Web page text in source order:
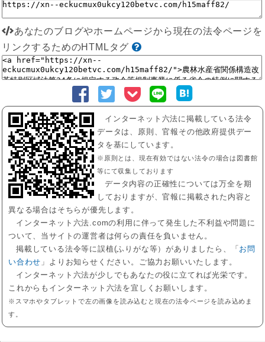
あなたのブログやホームページから現在の法令ページを
リンクするためのHTMLタグ
インターネット六法に掲載している法令
データは、原則、官報その他政府提供デー
タを基にしています。
※原則とは、現在有効ではない法令の場合は図書館
等にて収集しております
データ内容の正確性については万全を期
しておりますが、官報に掲載された内容と
異なる場合はそちらが優先します。
インターネット六法.comの利用に伴って発生した不利益や問題に
ついて、当サイトの運営者は何らの責任を負いません。
掲載している法令等に誤植(ふりがな等）がありましたら、「 お問
い合わせ 」よりお知らせください。ご協力お願いいたします。
インターネット六法が少しでもあなたの役に立てれば光栄です。
これからもインターネット六法を宜しくお願いします。
※スマホやタブレットで左の画像を読み込むと現在の法令ページを読み込めま
す。